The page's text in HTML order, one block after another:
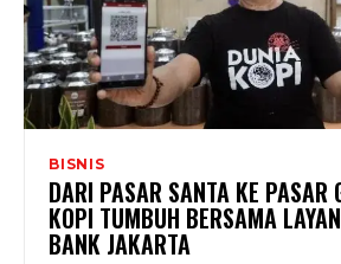
BISNIS
DARI PASAR SANTA KE PASAR
KOPI TUMBUH BERSAMA
BANK JAKARTA